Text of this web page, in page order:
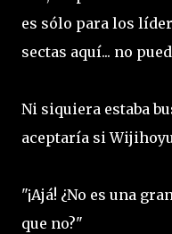
es sólo para los
sectas aquí... no
Ni siquiera estaba
aceptaría si
"¡Ajá! ¿No es una
que no?"